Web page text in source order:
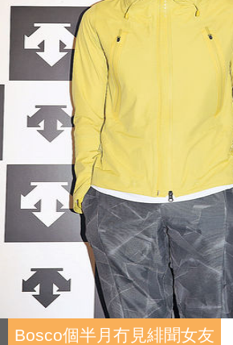
Bosco個半月冇見緋聞女友